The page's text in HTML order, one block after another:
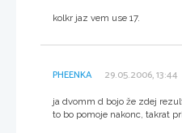
kolkr jaz vem use 17.
PHEENKA 29.05.2006, 13:44
ja dvomm d bojo že zdej
to bo pomoje nakonc, takrat